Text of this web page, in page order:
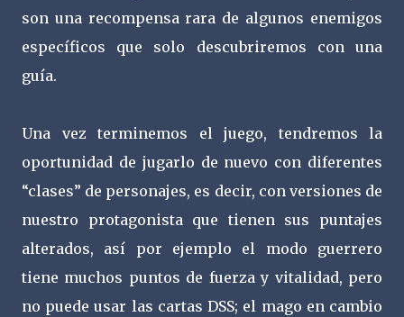
son una recompensa rara de algunos enemigos
específicos que solo descubriremos con una
guía.
Una vez terminemos el juego, tendremos la
oportunidad de jugarlo de nuevo con diferentes
“clases” de personajes, es decir, con versiones de
nuestro protagonista que tienen sus puntajes
alterados, así por ejemplo el modo guerrero
tiene muchos puntos de fuerza y vitalidad, pero
no puede usar las cartas DSS; el mago en cambio